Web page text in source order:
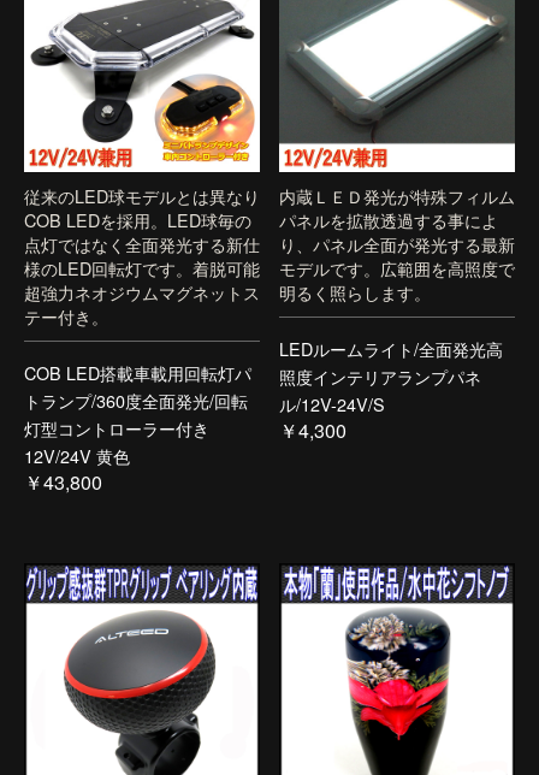
従来のLED球モデルとは異なり
COB LEDを採用。LED球毎の
点灯ではなく全面発光する新仕
様のLED回転灯です。着脱可能
超強力ネオジウムマグネットス
テー付き。
COB LED搭載車載用回転灯パ
トランプ/360度全面発光/回転
灯型コントローラー付き
12V/24V 黄色
￥43,800
内蔵ＬＥＤ発光が特殊フィルム
パネルを拡散透過する事によ
り、パネル全面が発光する最新
モデルです。広範囲を高照度で
明るく照らします。
LEDルームライト/全面発光高
照度インテリアランプパネ
ル/12V-24V/S
￥4,300